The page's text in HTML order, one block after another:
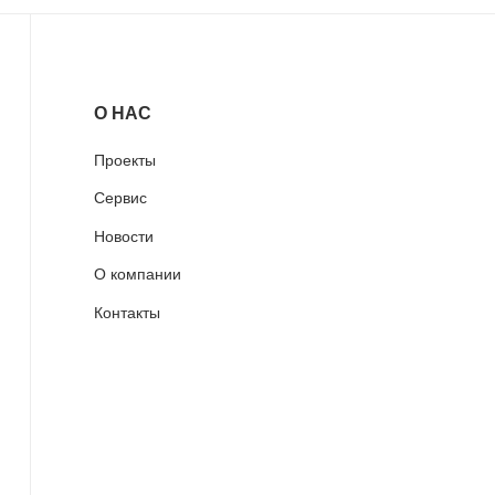
О НАС
Проекты
Сервис
Новости
О компании
Контакты